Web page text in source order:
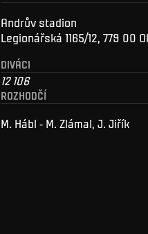
Andrův stadion
Legionářská 1165/12, 779 00
DIVÁCI
12 106
ROZHODČÍ
M. Hábl - M. Zlámal, J. Jiřík